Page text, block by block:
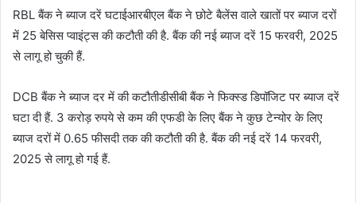
RBL बैंक ने ब्याज दरें घटाईआरबीएल बैंक ने छोटे बैलेंस वाले खातों पर ब्याज दरों
में 25 बेसिस प्वाइंट्स की कटौती की है. बैंक की नई ब्याज दरें 15 फरवरी, 2025
से लागू हो चुकी हैं.
DCB बैंक ने ब्याज दर में की कटौतीडीसीबी बैंक ने फिक्स्ड डिपॉजिट पर ब्याज दरें
घटा दी हैं. 3 करोड़ रुपये से कम की एफडी के लिए बैंक ने कुछ टेन्योर के लिए
ब्याज दरों में 0.65 फीसदी तक की कटौती की है. बैंक की नई दरें 14 फरवरी,
2025 से लागू हो गई हैं.